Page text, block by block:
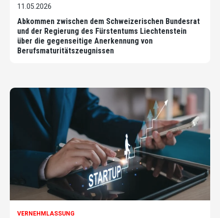
11.05.2026
Abkommen zwischen dem Schweizerischen Bundesrat
und der Regierung des Fürstentums Liechtenstein
über die gegenseitige Anerkennung von
Berufsmaturitätszeugnissen
VERNEHMLASSUNG